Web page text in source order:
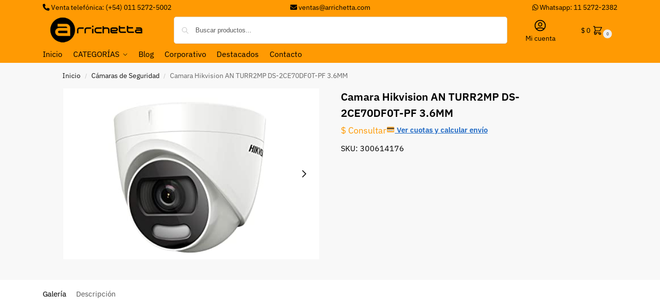
Venta telefónica: (+54) 011 5272-5002 ventas@arrichetta.com Whatsapp: 11 5272-2382
Mi cuenta
$0 0
Inicio CATEGORÍAS Blog Corporativo Destacados Contacto
Inicio / Cámaras de Seguridad / Camara Hikvision AN TURR2MP DS-2CE70DF0T-PF 3.6MM
Camara Hikvision AN TURR2MP DS-
2CE70DF0T-PF 3.6MM
$ Consultar
Ver cuotas y calcular envío
SKU: 300614176
Galería Descripción